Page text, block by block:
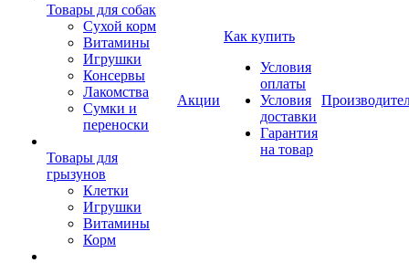
Товары для собак
Cухой корм
Витамины
Игрушки
Консервы
Лакомства
Сумки и
переноски
Товары для
грызунов
Клетки
Игрушки
Витамины
Корм
Акции
Как купить
Условия
оплаты
Условия
доставки
Гарантия
на товар